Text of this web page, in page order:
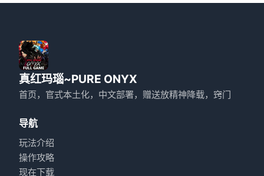
真红玛瑙~PURE ONYX
首页，官式本土化，中文部署，赠送放精神降载，窍门
导航
玩法介绍
操作攻略
现在下载